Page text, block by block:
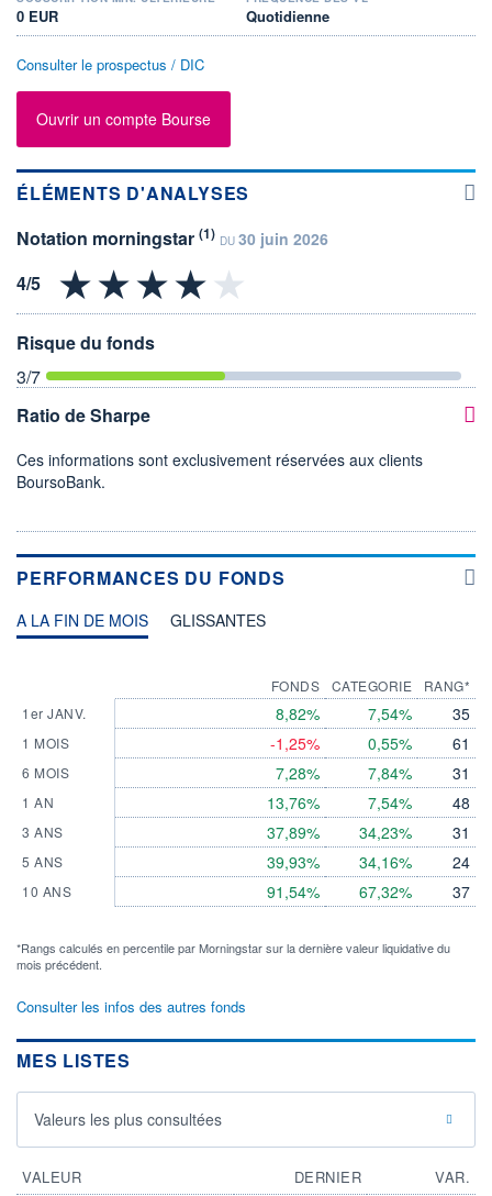
0 EUR Quotidienne
Consulter le prospectus / DIC
Ouvrir un compte Bourse
ÉLÉMENTS D'ANALYSES
Notation morningstar (1) DU 30 juin 2026
Risque du fonds
3/7
Ratio de Sharpe
Ces informations sont exclusivement réservées aux clients
BoursoBank.
PERFORMANCES DU FONDS
A LA FIN DE MOIS GLISSANTES
1er JANV.
1 MOIS
6 MOIS
1 AN
3 ANS
5 ANS
10 ANS
FONDS
8,82%
-1,25%
7,28%
13,76%
37,89%
39,93%
91,54%
CATEGORIE
7,54%
0,55%
7,84%
7,54%
34,23%
34,16%
67,32%
RANG*
35
61
31
48
31
24
37
*Rangs calculés en percentile par Morningstar sur la dernière valeur liquidative du
mois précédent.
Consulter les infos des autres fonds
MES LISTES
Valeurs les plus consultées
VALEUR DERNIER
VAR.